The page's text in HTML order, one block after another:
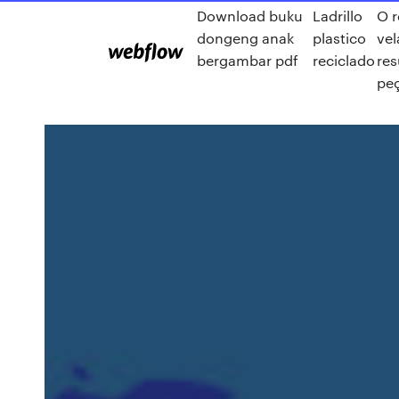
Download buku
dongeng anak
bergambar pdf
Ladrillo
plastico
reciclado
O